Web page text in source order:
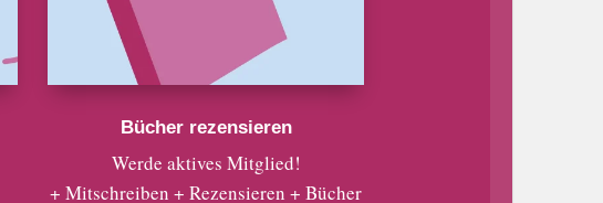
Bücher rezensieren
Werde aktives Mitglied!
+ Mitschreiben + Rezensieren + Bücher